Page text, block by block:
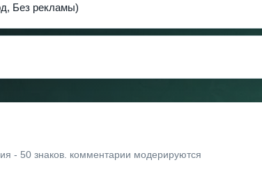
Без рекламы)
- 50 знаков. комментарии модерируются